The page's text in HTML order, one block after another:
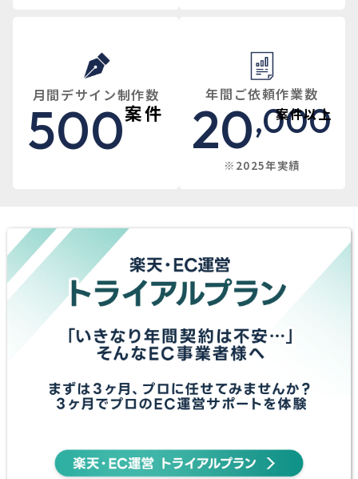
月間デサイン制作数
500案件
年間ご依頼作業数
20,000
案件以上
※2025年実績